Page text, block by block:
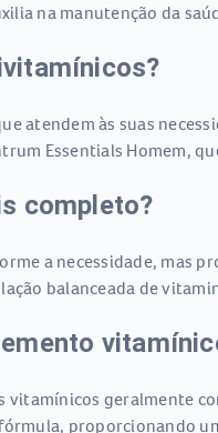
na manutenção da
atendem às suas
Essentials Homem,
completo?
a necessidade, mas
balanceada de
vitamínicos geralmente
proporcionando